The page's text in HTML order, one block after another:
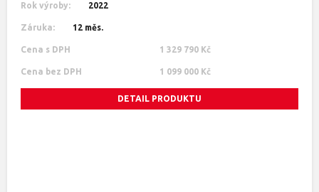
Rok výroby: 2022
Záruka: 12 měs.
Cena s DPH 1 329 790 Kč
Cena bez DPH 1 099 000 Kč
DETAIL PRODUKTU